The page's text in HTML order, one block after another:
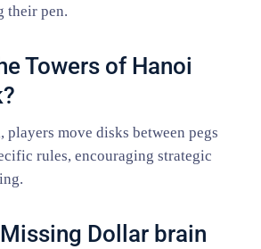
their pen.
Towers of Hanoi
players move disks between pegs
rules, encouraging strategic
Dollar brain